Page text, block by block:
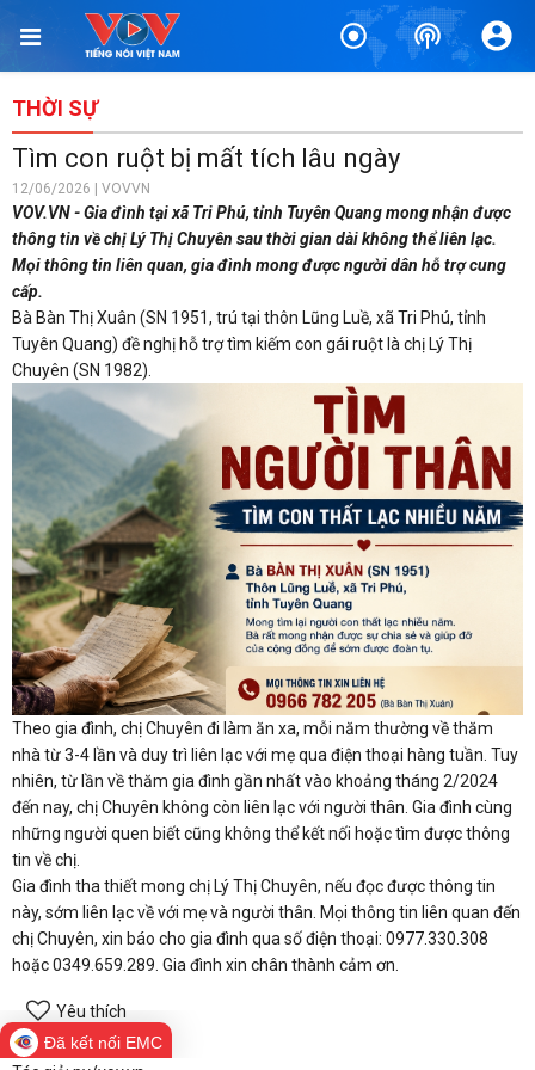
THỜI SỰ
Tìm con ruột bị mất tích lâu ngày
12/06/2026 | VOVVN
VOV.VN - Gia đình tại xã Tri Phú, tỉnh Tuyên Quang mong nhận được
thông tin về chị Lý Thị Chuyên sau thời gian dài không thể liên lạc.
Mọi thông tin liên quan, gia đình mong được người dân hỗ trợ cung
cấp.
Bà Bàn Thị Xuân (SN 1951, trú tại thôn Lũng Luề, xã Tri Phú, tỉnh
Tuyên Quang) đề nghị hỗ trợ tìm kiếm con gái ruột là chị Lý Thị
Chuyên (SN 1982).
Theo gia đình, chị Chuyên đi làm ăn xa, mỗi năm thường về thăm
nhà từ 3-4 lần và duy trì liên lạc với mẹ qua điện thoại hàng tuần. Tuy
nhiên, từ lần về thăm gia đình gần nhất vào khoảng tháng 2/2024
đến nay, chị Chuyên không còn liên lạc với người thân. Gia đình cùng
những người quen biết cũng không thể kết nối hoặc tìm được thông
tin về chị.
Gia đình tha thiết mong chị Lý Thị Chuyên, nếu đọc được thông tin
này, sớm liên lạc về với mẹ và người thân. Mọi thông tin liên quan đến
chị Chuyên, xin báo cho gia đình qua số điện thoại: 0977.330.308
hoặc 0349.659.289. Gia đình xin chân thành cảm ơn.
Yêu thích
Thể loại: Thời sự
Đã kết nối EMC